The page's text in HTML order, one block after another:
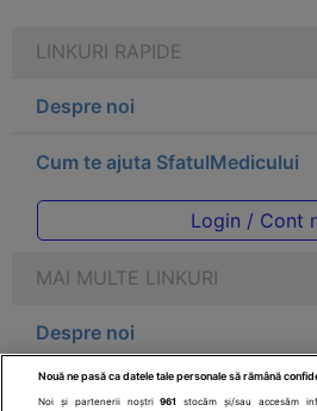
LINKURI RAPIDE
Despre noi
Cum te ajuta SfatulMedicului
Login / Cont
MAI MULTE LINKURI
Despre noi
Legal
Nouă ne pasă ca datele tale personale să rămână
Noi și partenerii noștri961
stocăm și/sau accesăm